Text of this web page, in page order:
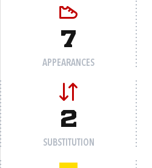
7
APPEARANCES
2
SUBSTITUTION